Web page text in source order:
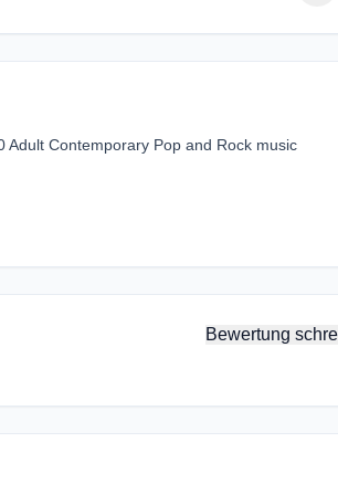
Contemporary Pop and Rock music
Bewertung